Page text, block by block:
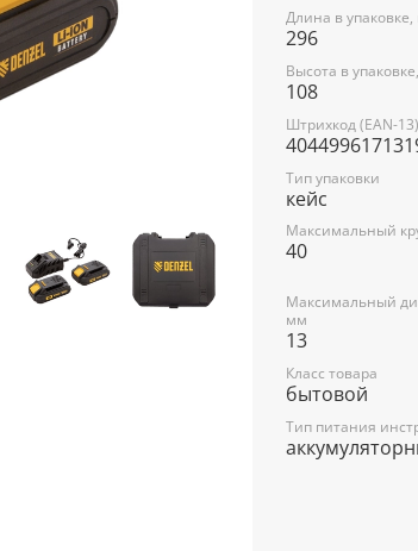
Длина в
296
Высота в
108
Штрихкод (EAN-13)
Тип упаковки
кейс
Максимальный
40
Максимальный
мм
13
Класс товара
бытовой
Тип питания